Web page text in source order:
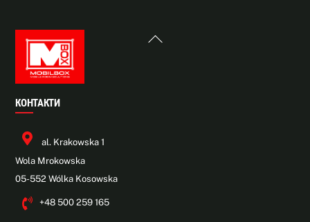
Back
КОНТАКТИ
al. Krakowska 1
Wola Mrokowska
05-552 Wólka Kosowska
+48 500 259 165